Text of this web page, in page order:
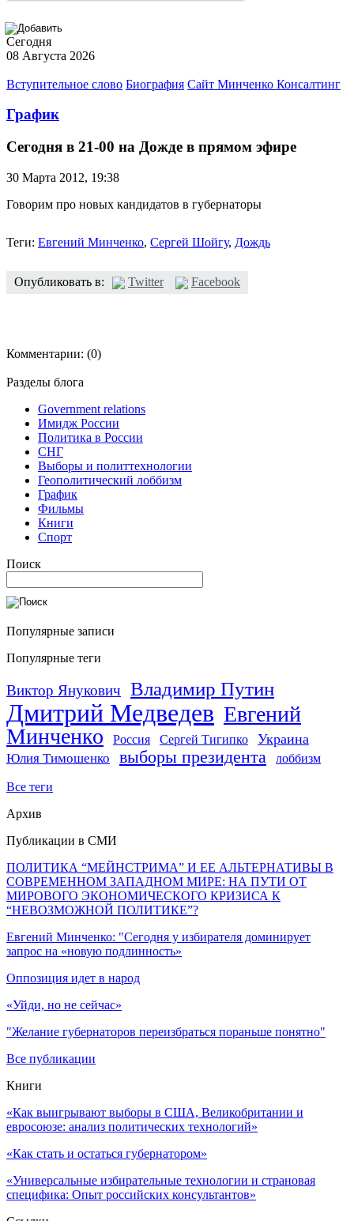
Сегодня
08 Августа 2026
Вступительное слово Биография Сайт Минченко Консалтинг
График
Сегодня в 21-00 на Дожде в прямом эфире
30 Марта 2012, 19:38
Говорим про новых кандидатов в губернаторы
Теги: Евгений Минченко, Сергей Шойгу, Дождь
Опубликовать в: Twitter Facebook
Комментарии: (0)
Разделы блога
Government relations
Имидж России
Политика в России
СНГ
Выборы и политтехнологии
Геополитический лоббизм
График
Фильмы
Книги
Спорт
Поиск
Популярные записи
Популярные теги
Виктор Янукович Владимир Путин
Дмитрий Медведев Евгений
Минченко
Россия Сергей Тигипко Украина
Юлия Тимошенко выборы президента лоббизм
Все теги
Архив
Публикации в СМИ
ПОЛИТИКА “МЕЙНСТРИМА” И ЕЕ АЛЬТЕРНАТИВЫ В
СОВРЕМЕННОМ ЗАПАДНОМ МИРЕ: НА ПУТИ ОТ
МИРОВОГО ЭКОНОМИЧЕСКОГО КРИЗИСА К
“НЕВОЗМОЖНОЙ ПОЛИТИКЕ”?
Евгений Минченко: "Сегодня у избирателя доминирует
запрос на «новую подлинность»
Оппозиция идет в народ
«Уйди, но не сейчас»
"Желание губернаторов переизбраться пораньше понятно"
Все публикации
Книги
«Как выигрывают выборы в США, Великобритании и
евросоюзе: анализ политических технологий»
«Как стать и остаться губернатором»
«Универсальные избирательные технологии и страновая
специфика: Опыт российских консультантов»